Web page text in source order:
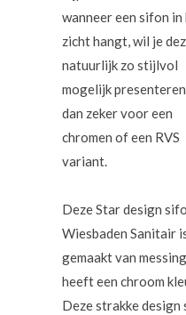
wanneer een sifon in
zicht hangt, wil je
natuurlijk zo stijlvol
mogelijk
dan zeker voor een
chromen of een RVS
variant.
Deze Star design
Wiesbaden Sanitair
gemaakt van
heeft een chroom
Deze strakke design